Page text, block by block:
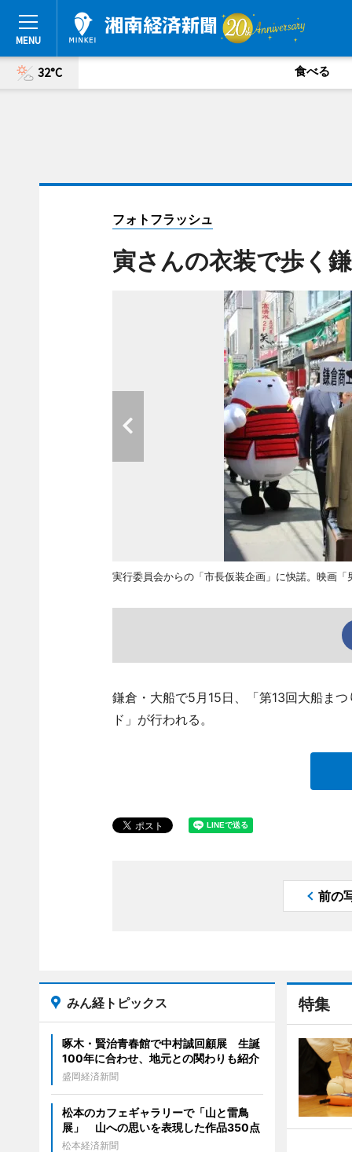
32°C 食べる
フォトフラッシュ
寅さんの衣装で歩く
実行委員会からの「市長仮装企画」に快諾。映画
鎌倉・大船で5月15日、「第13回大船ま
ド」が行われる。
前の
特集
みん経トピックス
啄木・賢治青春館で中村誠回顧展 生誕
100年に合わせ、地元との関わりも紹介
盛岡経済新聞
松本のカフェギャラリーで「山と雷鳥
展」 山への思いを表現した作品350点
松本経済新聞